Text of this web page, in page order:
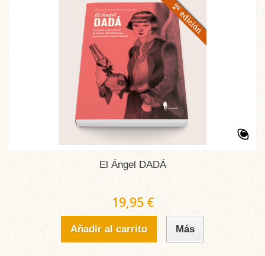
El Ángel DADÁ
19,95 €
Añadir al carrito Más